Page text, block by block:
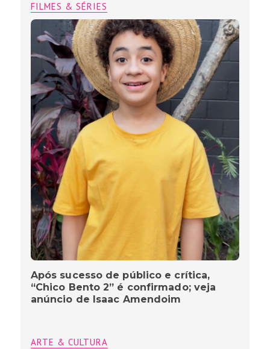
FILMES & SÉRIES
Após sucesso de público e crítica,
“Chico Bento 2” é confirmado; veja
anúncio de Isaac Amendoim
ARTE & CULTURA